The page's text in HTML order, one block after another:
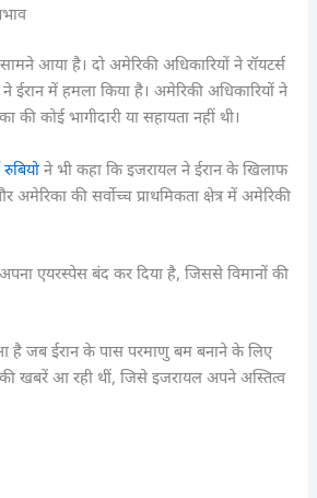
आया है। दो अमेरिकी अधिकारियों ने रॉयटर्स
ईरान में हमला किया है। अमेरिकी अधिकारियों ने
कोई भागीदारी या सहायता नहीं थी।
रुबियो ने भी कहा कि इजरायल ने ईरान के खिलाफ
अमेरिका की सर्वोच्च प्राथमिकता क्षेत्र में अमेरिकी
एयरस्पेस बंद कर दिया है, जिससे विमानों की
जब ईरान के पास परमाणु बम बनाने के लिए
की खबरें आ रही थीं, जिसे इजरायल अपने अस्तित्व